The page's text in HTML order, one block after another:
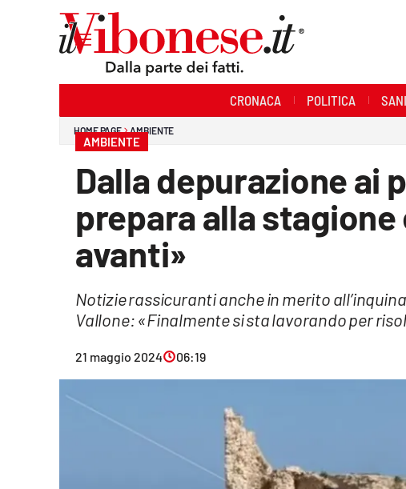
CRONACA POLITICA
HOME PAGE AMBIENTE
AMBIENTE
Dalla depurazione ai
prepara alla
avanti»
Notizie rassicuranti anche in merito
Vallone: «Finalmente si sta lavorando per
21 maggio 2024 06:19